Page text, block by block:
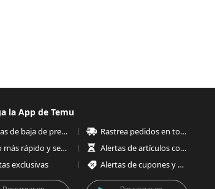
la App de Temu
Alertas de baja de precios
Rastrea pedidos en todo momento
Pago más rápido y seguro
Alertas de artículos con poco stock
exclusivas
Alertas de cupones y ofertas